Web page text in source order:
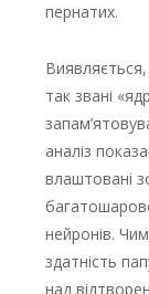
пернатих.
Виявляється,
так звані
аналіз
влаштовані
нейронів.
здатність
над